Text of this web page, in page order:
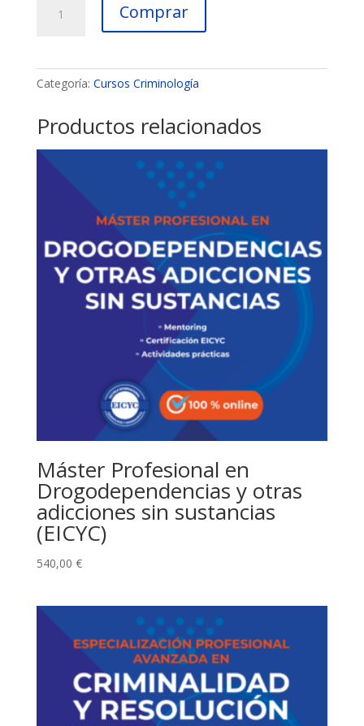
Avanzada
de
la
Mente
Criminal
Comprar
Categoría: Cursos Criminología
Productos relacionados
Máster Profesional en
Drogodependencias y otras
adicciones sin sustancias
(EICYC)
540,00 €